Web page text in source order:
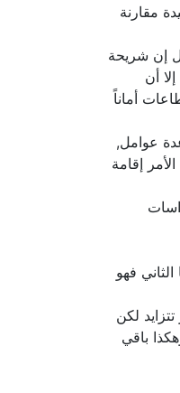
مقارنة
إن شريحة
أن
أماناً
عوامل,
إقامة
فهو
لكن
باقي